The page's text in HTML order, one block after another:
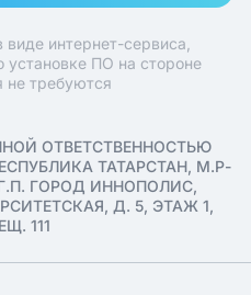
интернет-сервиса,
установке ПО на стороне
не требуются
ОТВЕТСТВЕННОСТЬЮ
ТАТАРСТАН, М.Р-
ГОРОД ИННОПОЛИС,
Д. 5, ЭТАЖ 1,
111